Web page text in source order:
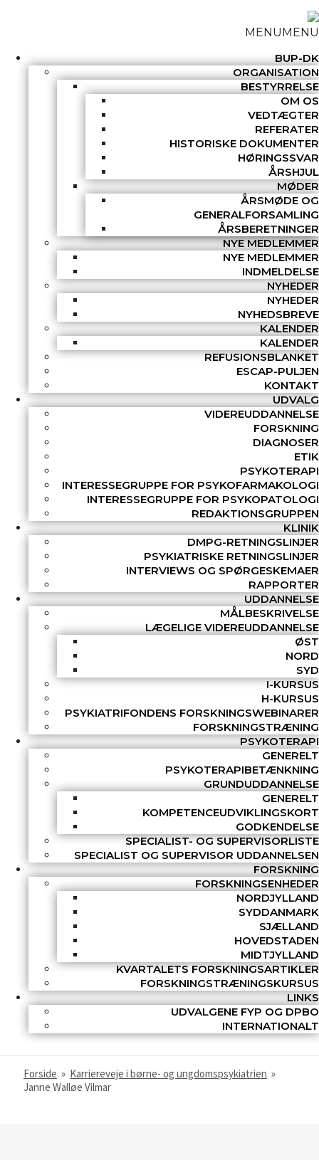
MENUMENU
BUP-DK
ORGANISATION
BESTYRRELSE
OM OS
VEDTÆGTER
REFERATER
HISTORISKE DOKUMENTER
HØRINGSSVAR
ÅRSHJUL
MØDER
ÅRSMØDE OG
GENERALFORSAMLING
ÅRSBERETNINGER
NYE MEDLEMMER
NYE MEDLEMMER
INDMELDELSE
NYHEDER
NYHEDER
NYHEDSBREVE
KALENDER
KALENDER
REFUSIONSBLANKET
ESCAP-PULJEN
KONTAKT
UDVALG
VIDEREUDDANNELSE
FORSKNING
DIAGNOSER
ETIK
PSYKOTERAPI
INTERESSEGRUPPE FOR PSYKOFARMAKOLOGI
INTERESSEGRUPPE FOR PSYKOPATOLOGI
REDAKTIONSGRUPPEN
KLINIK
DMPG-RETNINGSLINJER
PSYKIATRISKE RETNINGSLINJER
INTERVIEWS OG SPØRGESKEMAER
RAPPORTER
UDDANNELSE
MÅLBESKRIVELSE
LÆGELIGE VIDEREUDDANNELSE
ØST
NORD
SYD
I-KURSUS
H-KURSUS
PSYKIATRIFONDENS FORSKNINGSWEBINARER
FORSKNINGSTRÆNING
PSYKOTERAPI
GENERELT
PSYKOTERAPIBETÆNKNING
GRUNDUDDANNELSE
GENERELT
KOMPETENCEUDVIKLINGSKORT
GODKENDELSE
SPECIALIST- OG SUPERVISORLISTE
SPECIALIST OG SUPERVISOR UDDANNELSEN
FORSKNING
FORSKNINGSENHEDER
NORDJYLLAND
SYDDANMARK
SJÆLLAND
HOVEDSTADEN
MIDTJYLLAND
KVARTALETS FORSKNINGSARTIKLER
FORSKNINGSTRÆNINGSKURSUS
LINKS
UDVALGENE FYP OG DPBO
INTERNATIONALT
Forside » Karriereveje i børne- og ungdomspsykiatrien »
Janne Walløe Vilmar